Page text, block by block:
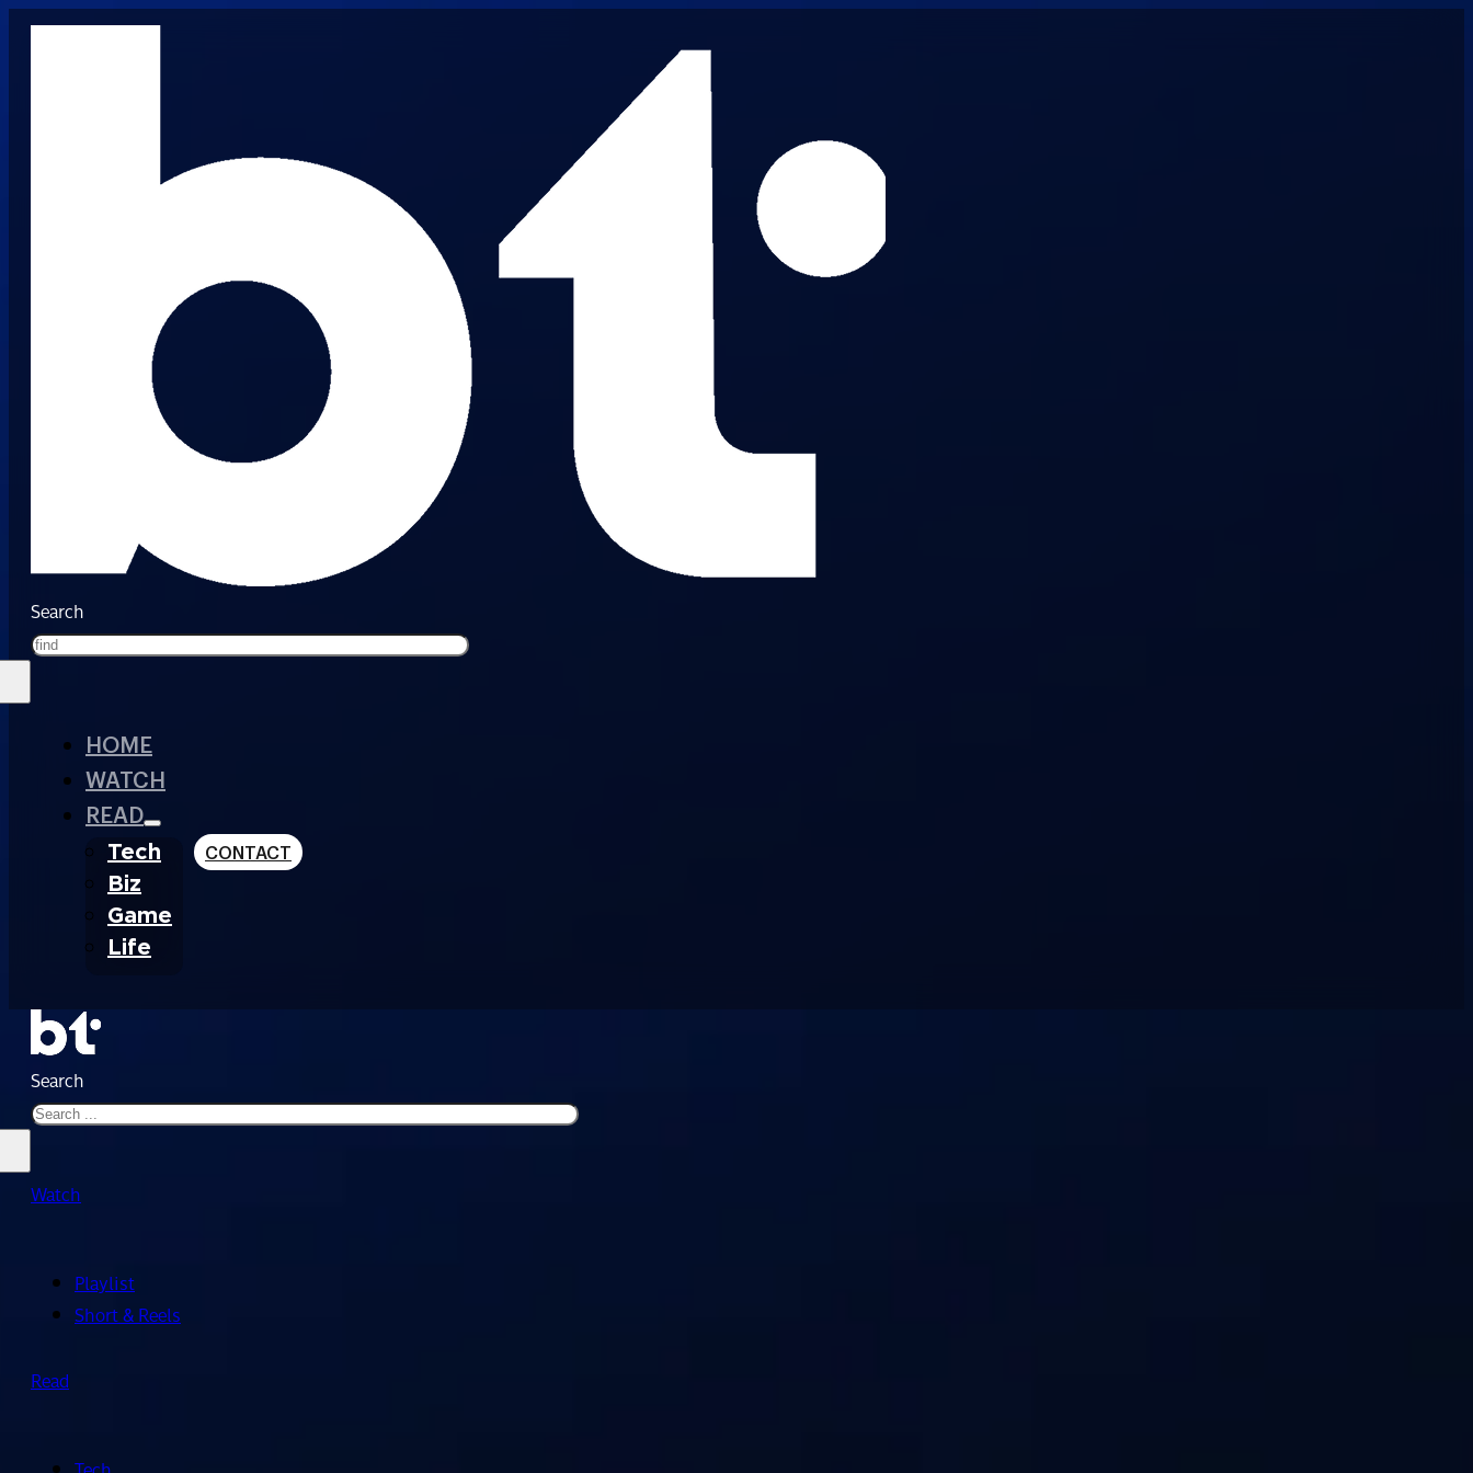
Search
HOME
WATCH
READ
Tech
Biz
Game
Life
CONTACT
Search
Watch
Playlist
Short & Reels
Read